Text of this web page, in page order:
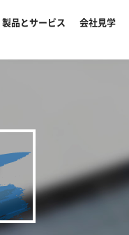
製品とサービス 会社見学